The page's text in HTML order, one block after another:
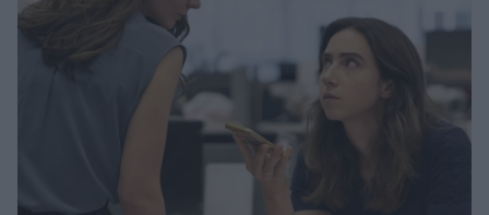
Ψυχολογία
Woman Power